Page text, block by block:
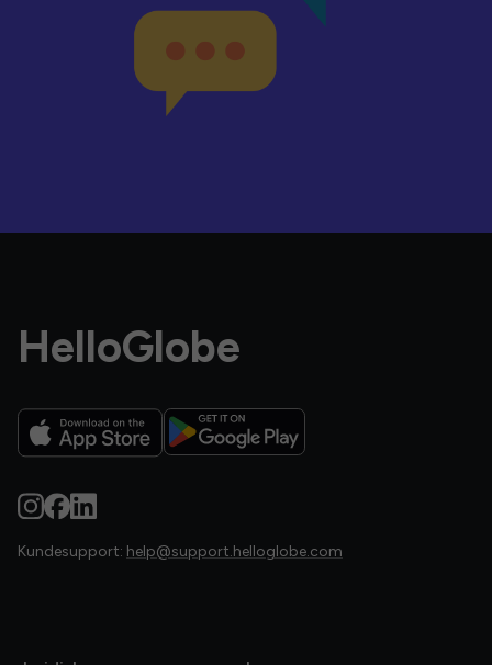
HelloGlobe
Kundesupport: help@support.helloglobe.com